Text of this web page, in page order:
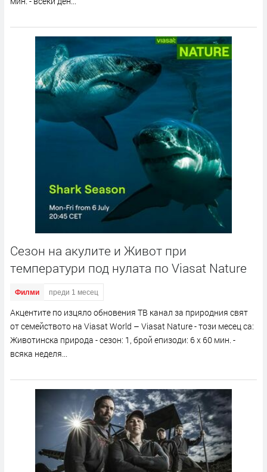
Сезон на акулите и Живот при
температури под нулата по Viasat Nature
Филми преди 1 месец
Акцентите по изцяло обновения ТВ канал за природния свят
от семейството на Viasat World – Viasat Nature - този месец са:
Животинска природа - сезон: 1, брой епизоди: 6 x 60 мин. -
всяка неделя...